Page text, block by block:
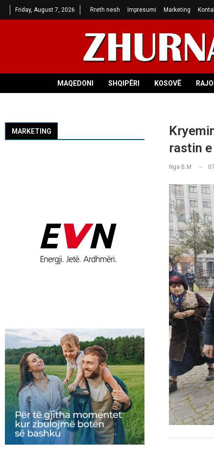
Friday, August 7, 2026 Rreth nesh Impresumi Marketing
MAQEDONI SHQIPËRI KOSOVË
rastin
Nga B.M
MARKETING